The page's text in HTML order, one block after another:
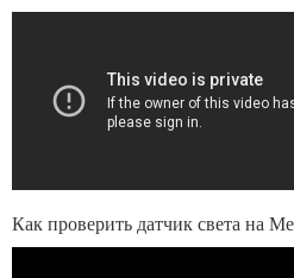
Как проверить датчик света на